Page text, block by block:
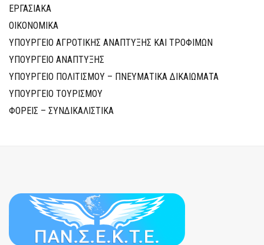
ΕΡΓΑΣΙΑΚΑ
ΟΙΚΟΝΟΜΙΚΑ
ΥΠΟΥΡΓΕΙΟ ΑΓΡΟΤΙΚΗΣ ΑΝΑΠΤΥΞΗΣ ΚΑΙ ΤΡΟΦΙΜΩΝ
ΥΠΟΥΡΓΕΙΟ ΑΝΑΠΤΥΞΗΣ
ΥΠΟΥΡΓΕΙΟ ΠΟΛΙΤΙΣΜΟΥ – ΠΝΕΥΜΑΤΙΚΑ ΔΙΚΑΙΩΜΑΤΑ
ΥΠΟΥΡΓΕΙΟ ΤΟΥΡΙΣΜΟΥ
ΦΟΡΕΙΣ – ΣΥΝΔΙΚΑΛΙΣΤΙΚΑ